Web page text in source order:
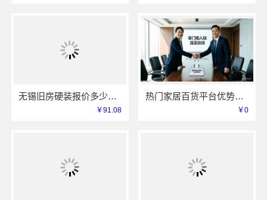
无锡旧房硬装报价多少？无锡亿莱居装饰工程材料有限公司为您提供标准化施工服务
￥91.08
热门家居百货平台优势，湖北省惠物电子商务有限公司
￥0